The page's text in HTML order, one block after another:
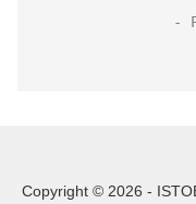
Copyright © 2026 -